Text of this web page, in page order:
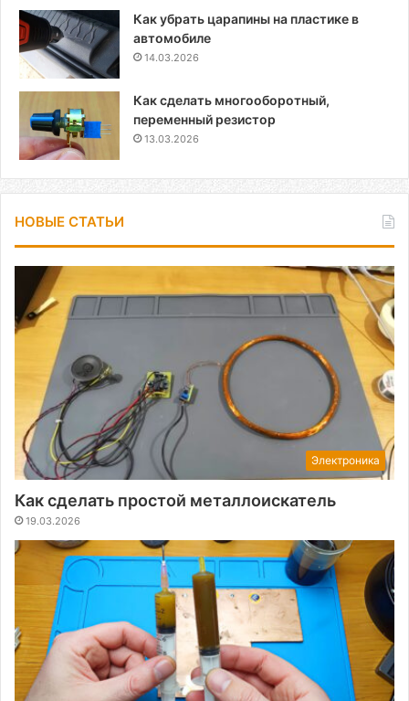
Как убрать царапины на пластике в
автомобиле
14.03.2026
Как сделать многооборотный,
переменный резистор
13.03.2026
НОВЫЕ СТАТЬИ
Электроника
Как сделать простой металлоискатель
19.03.2026